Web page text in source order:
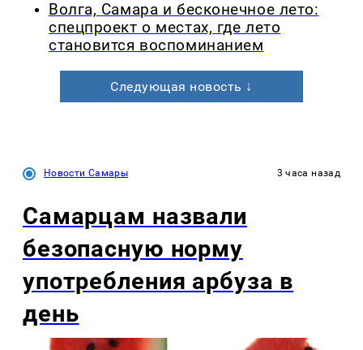
Волга, Самара и бесконечное лето:
спецпроект о местах, где лето
становится воспоминанием
Следующая новость ↓
Новости Самары 3 часа назад
Самарцам назвали
безопасную норму
употребления арбуза в
день